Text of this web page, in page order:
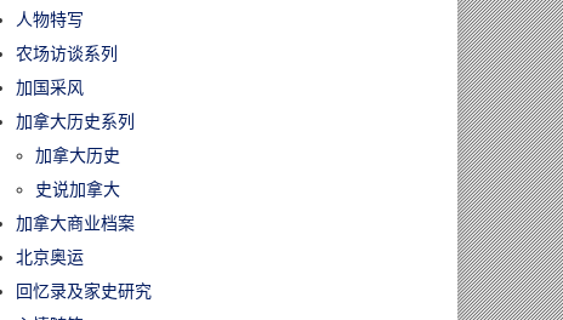
人物特写
农场访谈系列
加国采风
加拿大历史系列
加拿大历史
史说加拿大
加拿大商业档案
北京奥运
回忆录及家史研究